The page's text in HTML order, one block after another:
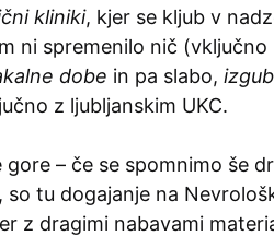
kliniki, kjer se kljub v
ni spremenilo nič
dobe in pa slabo,
z ljubljanskim UKC.
gore – če se spomnimo še
tu dogajanje na
z dragimi nabavami